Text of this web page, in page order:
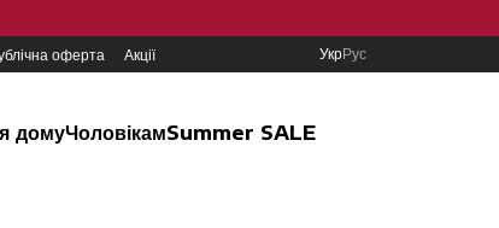
оферта Акції УкрРус
домуЧоловікамSummer SALE